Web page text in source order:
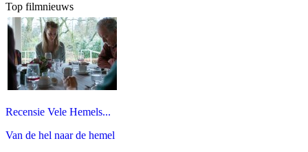
Top filmnieuws
Recensie Vele Hemels...
Van de hel naar de hemel